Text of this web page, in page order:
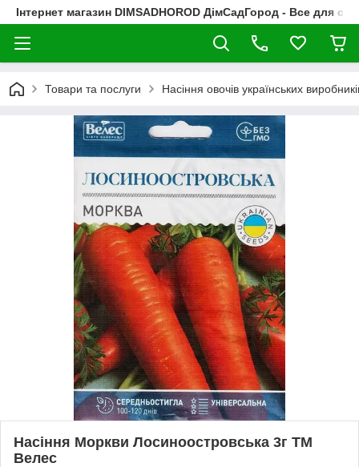
Інтернет магазин DIMSADHOROD ДімСадГород - Все для
Товари та послуги Насіння овочів українських
Насіння Моркви Лосиноостровська 3г ТМ
Велес